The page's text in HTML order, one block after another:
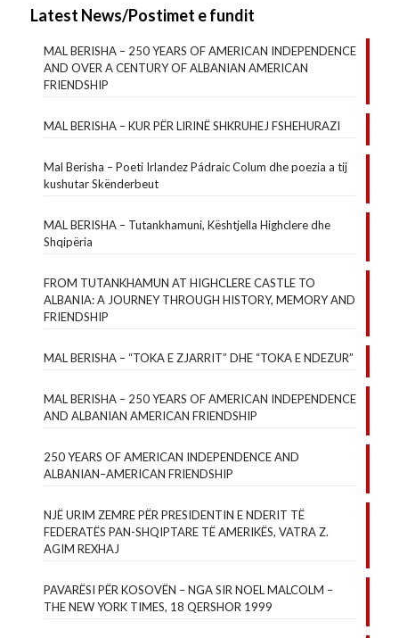
Latest News/Postimet e fundit
MAL BERISHA – 250 YEARS OF AMERICAN INDEPENDENCE
AND OVER A CENTURY OF ALBANIAN AMERICAN
FRIENDSHIP
MAL BERISHA – KUR PËR LIRINË SHKRUHEJ FSHEHURAZI
Mal Berisha – Poeti Irlandez Pádraic Colum dhe poezia a tij
kushutar Skënderbeut
MAL BERISHA – Tutankhamuni, Kështjella Highclere dhe
Shqipëria
FROM TUTANKHAMUN AT HIGHCLERE CASTLE TO
ALBANIA: A JOURNEY THROUGH HISTORY, MEMORY AND
FRIENDSHIP
MAL BERISHA – “TOKA E ZJARRIT” DHE “TOKA E NDEZUR”
MAL BERISHA – 250 YEARS OF AMERICAN INDEPENDENCE
AND ALBANIAN AMERICAN FRIENDSHIP
250 YEARS OF AMERICAN INDEPENDENCE AND
ALBANIAN–AMERICAN FRIENDSHIP
NJË URIM ZEMRE PËR PRESIDENTIN E NDERIT TË
FEDERATËS PAN-SHQIPTARE TË AMERIKËS, VATRA Z.
AGIM REXHAJ
PAVARËSI PËR KOSOVËN – NGA SIR NOEL MALCOLM –
THE NEW YORK TIMES, 18 QERSHOR 1999